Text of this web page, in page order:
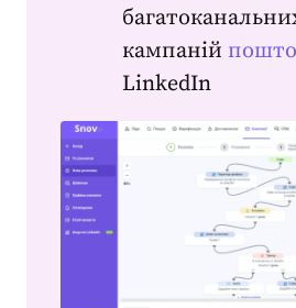
кампаній
LinkedIn